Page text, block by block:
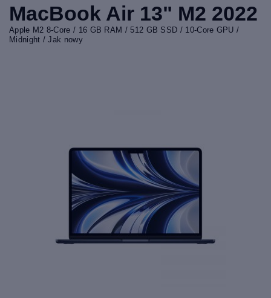
MacBook Air 13" M2 2022
Apple M2 8-Core / 16 GB RAM / 512 GB SSD / 10-Core GPU /
Midnight / Jak nowy